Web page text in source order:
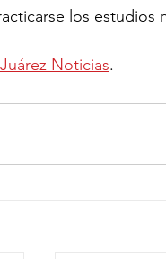
los
Juárez Noticias.